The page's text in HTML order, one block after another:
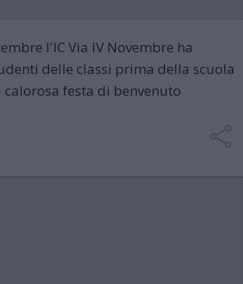
l'IC Via IV Novembre ha
delle classi prima della scuola
festa di benvenuto